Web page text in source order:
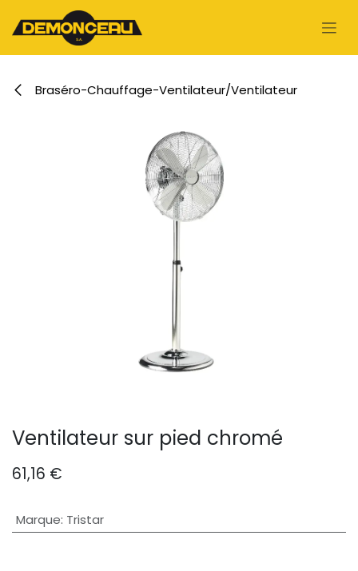
Se rendre au contenu
Braséro-Chauffage-Ventilateur/Ventilateur
Ventilateur sur pied chromé
61,16 €
Marque: Tristar